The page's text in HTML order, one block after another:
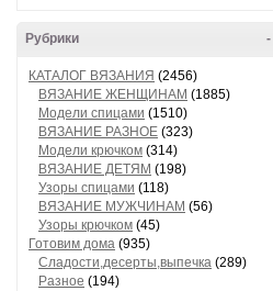
-
Рубрики
КАТАЛОГ ВЯЗАНИЯ (2456)
ВЯЗАНИЕ ЖЕНЩИНАМ (1885)
Модели спицами (1510)
ВЯЗАНИЕ РАЗНОЕ (323)
Модели крючком (314)
ВЯЗАНИЕ ДЕТЯМ (198)
Узоры спицами (118)
ВЯЗАНИЕ МУЖЧИНАМ (56)
Узоры крючком (45)
Готовим дома (935)
Сладости,десерты,выпечка (289)
Разное (194)